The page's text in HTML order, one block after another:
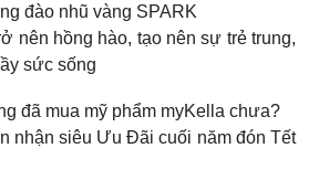
đào nhũ vàng SPARK
nên hồng hào, tạo nên sự trẻ trung,
sức sống
đã mua mỹ phẩm myKella chưa?
nhận siêu Ưu Đãi cuối năm đón Tết